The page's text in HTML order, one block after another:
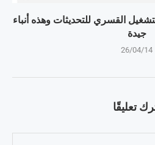
القسري للتحديثات وهذه أنباء
جيدة
26/04/14
تعليقًا